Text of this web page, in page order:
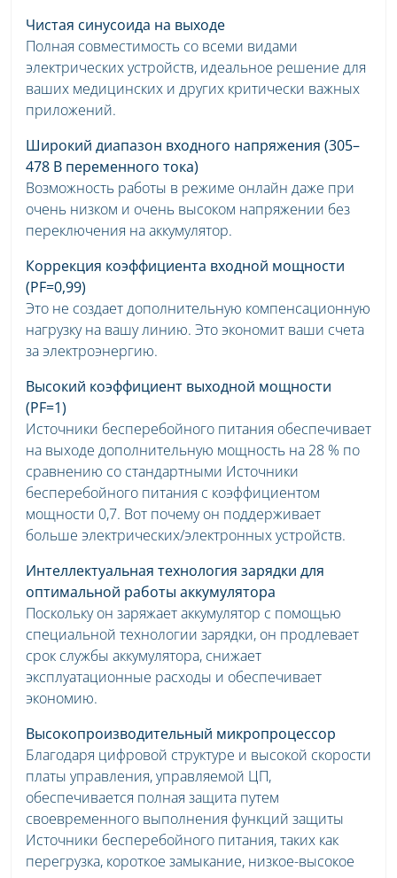
Чистая синусоида на выходе
Полная совместимость со всеми видами
электрических устройств, идеальное решение для
ваших медицинских и других критически важных
приложений.
Широкий диапазон входного напряжения (305–
478 В переменного тока)
Возможность работы в режиме онлайн даже при
очень низком и очень высоком напряжении без
переключения на аккумулятор.
Коррекция коэффициента входной мощности
(PF=0,99)
Это не создает дополнительную компенсационную
нагрузку на вашу линию. Это экономит ваши счета
за электроэнергию.
Высокий коэффициент выходной мощности
(PF=1)
Источники бесперебойного питания обеспечивает
на выходе дополнительную мощность на 28 % по
сравнению со стандартными Источники
бесперебойного питания с коэффициентом
мощности 0,7. Вот почему он поддерживает
больше электрических/электронных устройств.
Интеллектуальная технология зарядки для
оптимальной работы аккумулятора
Поскольку он заряжает аккумулятор с помощью
специальной технологии зарядки, он продлевает
срок службы аккумулятора, снижает
эксплуатационные расходы и обеспечивает
экономию.
Высокопроизводительный микропроцессор
Благодаря цифровой структуре и высокой скорости
платы управления, управляемой ЦП,
обеспечивается полная защита путем
своевременного выполнения функций защиты
Источники бесперебойного питания, таких как
перегрузка, короткое замыкание, низкое-высокое